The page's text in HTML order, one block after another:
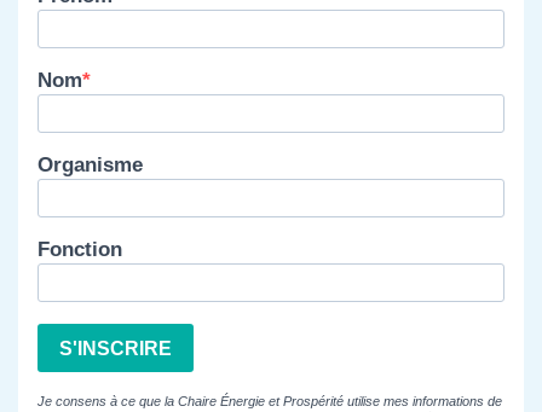
Nom
Organisme
Fonction
S'INSCRIRE
Je consens à ce que la Chaire Énergie et Prospérité utilise mes informations de